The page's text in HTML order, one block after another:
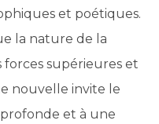
et poétiques.
la nature de la
forces supérieures et
nouvelle invite le
et à une